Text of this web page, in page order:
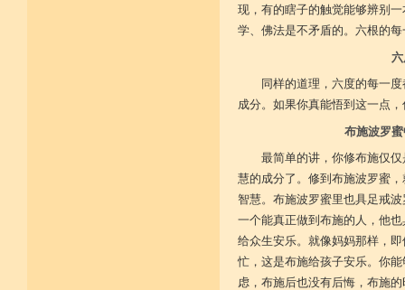
现，有的瞎子的触觉能够辨别
学、佛法是不矛盾的。六根的
同样的道理，六度的每一
成分。如果你真能悟到这一点
布施波罗
最简单的讲，你修布施仅
慧的成分了。修到布施波罗蜜
智慧。布施波罗蜜里也具足戒
一个能真正做到布施的人，他
给众生安乐。就像妈妈那样，
忙，这是布施给孩子安乐。你
虑，布施后也没有后悔，布施